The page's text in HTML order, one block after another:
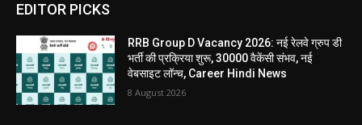
EDITOR PICKS
RRB Group D Vacancy 2026: नई रेलवे ग्रुप डी
भर्ती की प्रक्रिया शुरू, 30000 वैकेंसी संभव, नई
वेबसाइट लॉन्च, Career Hindi News
8 August 2026